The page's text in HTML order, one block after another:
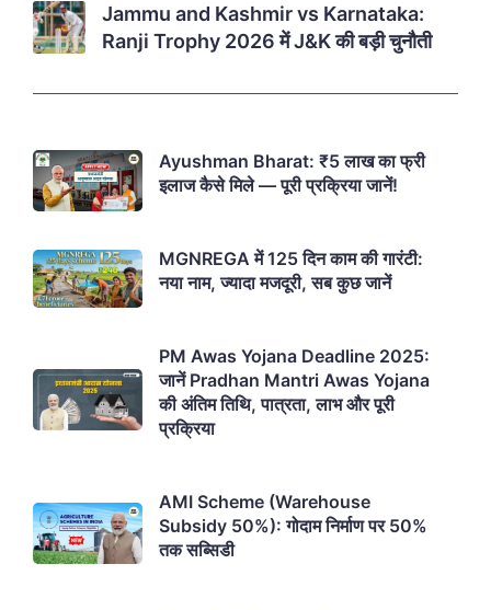
Jammu and Kashmir vs Karnataka:
Ranji Trophy 2026 में J&K की बड़ी चुनौती
Ayushman Bharat: ₹5 लाख का फ्री
इलाज कैसे मिले — पूरी प्रक्रिया जानें!
MGNREGA में 125 दिन काम की गारंटी:
नया नाम, ज्यादा मजदूरी, सब कुछ जानें
PM Awas Yojana Deadline 2025:
जानें Pradhan Mantri Awas Yojana
की अंतिम तिथि, पात्रता, लाभ और पूरी
प्रक्रिया
AMI Scheme (Warehouse
Subsidy 50%): गोदाम निर्माण पर 50%
तक सब्सिडी